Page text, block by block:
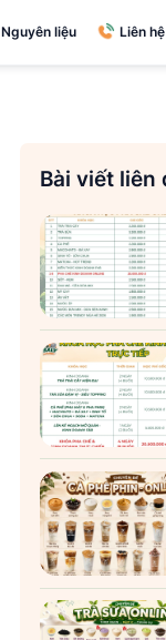
Nguyên liệu Liên hệ
Bài viết liên